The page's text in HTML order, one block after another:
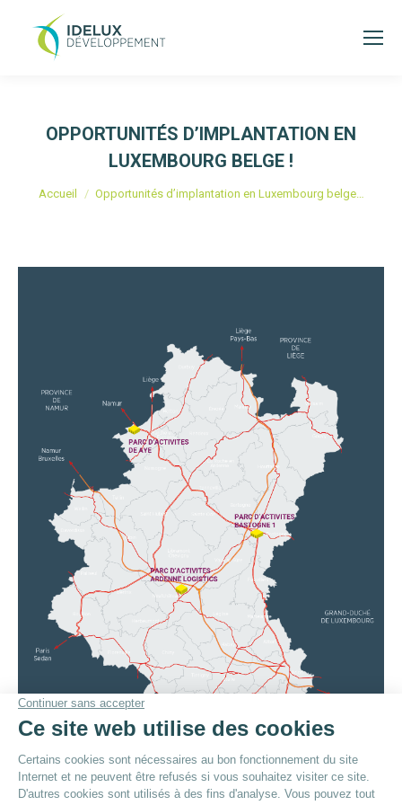
OPPORTUNITÉS D’IMPLANTATION EN
LUXEMBOURG BELGE !
Vous êtes ici :
Accueil Opportunités d’implantation en Luxembourg belge…